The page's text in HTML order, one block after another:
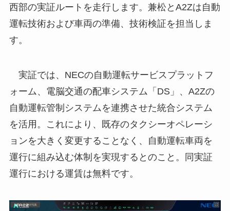
西部の実証ルートを走行します。兼松とA2Zは自動
運転技術および車両の準備、技術検証を担当しま
す。
実証では、NECの自動運転サービスプラットフ
ォーム、電脳交通の配車システム「DS」、A2Zの
自動運転管制システムを連携させた統合システム
を活用。これにより、既存のタクシーオペレーシ
ョンを大きく変更することなく、自動運転車両を
運行に組み込む体制を実現するとのこと。同実証
運行における運賃は無料です。